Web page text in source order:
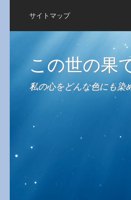
サイトマップ
この世の果
私の心をどんな色にも染